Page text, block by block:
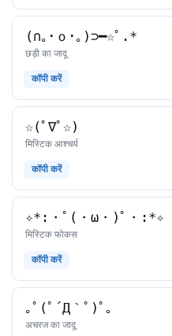
(∩｡･ｏ･｡)⊃━☆ﾟ.*
छड़ी का जादूकाओमोजी
कॉपी करें
☆(ﾟ∇ﾟ☆)
मिस्टिक आश्चर्यकाओमोजी
कॉपी करें
✧*:・ﾟ(・ω・)ﾟ・:*✧
मिस्टिक फोकसकाओमोजी
कॉपी करें
｡ﾟ(ﾟ´Д｀ﾟ)ﾟ｡
अचरज का जादूकाओमोजी